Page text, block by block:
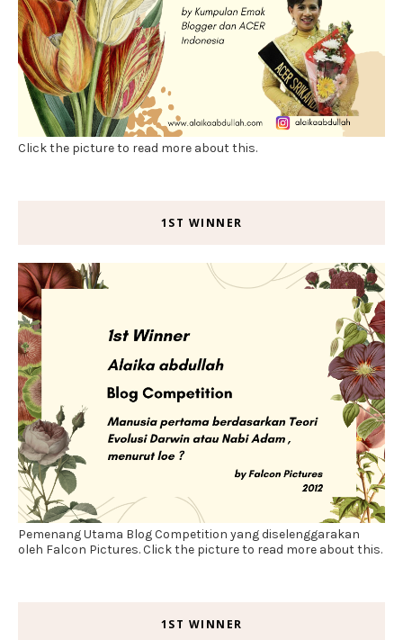
Click the picture to read more about this.
1ST WINNER
Pemenang Utama Blog Competition yang diselenggarakan
oleh Falcon Pictures. Click the picture to read more about this.
1ST WINNER